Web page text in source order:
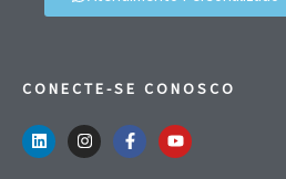
CONECTE-SE CONOSCO